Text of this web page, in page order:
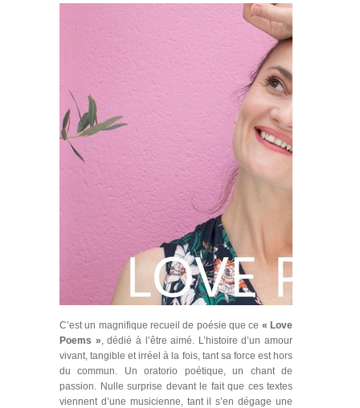
C’est un magnifique recueil de poésie que ce « Love
Poems » , dédié à l’être aimé. L’histoire d’un amour
vivant, tangible et irréel à la fois, tant sa force est hors
du commun. Un oratorio poétique, un chant de
passion. Nulle surprise devant le fait que ces textes
viennent d’une musicienne, tant il s’en dégage une